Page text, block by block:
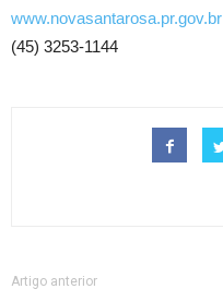
www.novasantarosa.pr.gov.br
(45) 3253-1144
Artigo anterior